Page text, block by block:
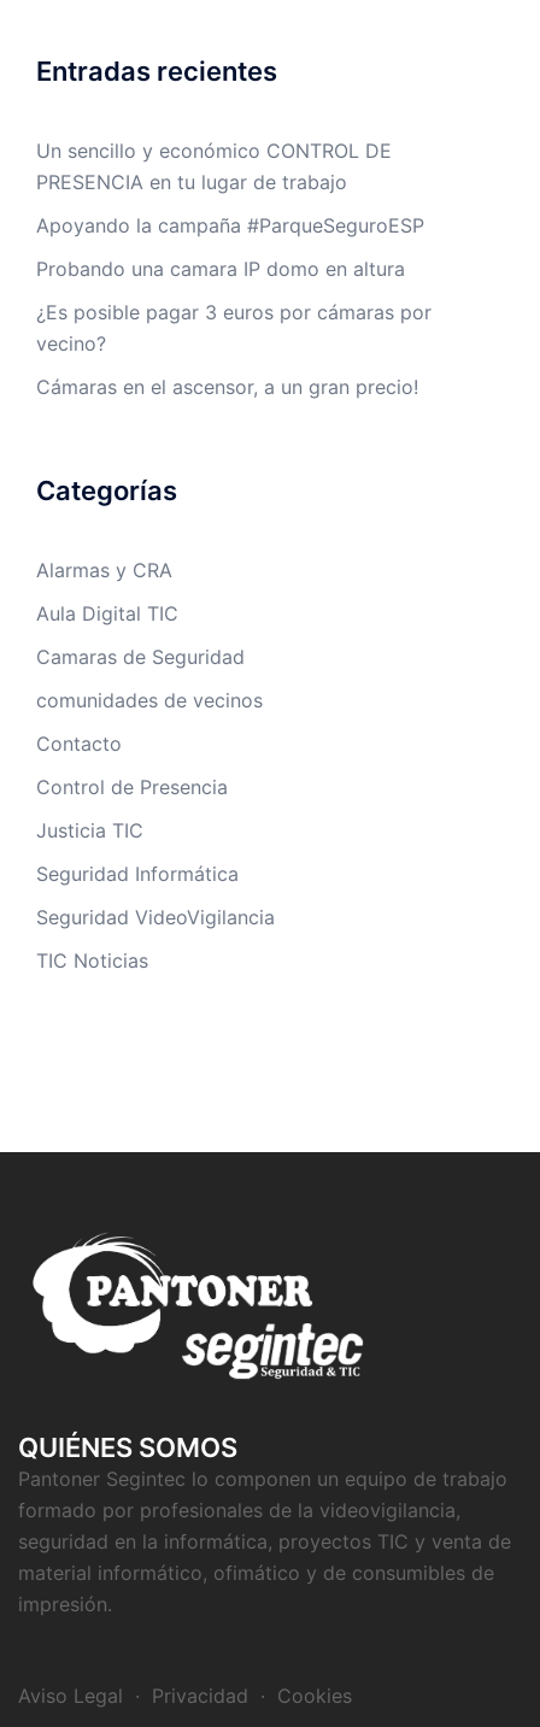
Entradas recientes
Un sencillo y económico CONTROL DE
PRESENCIA en tu lugar de trabajo
Apoyando la campaña #ParqueSeguroESP
Probando una camara IP domo en altura
¿Es posible pagar 3 euros por cámaras por
vecino?
Cámaras en el ascensor, a un gran precio!
Categorías
Alarmas y CRA
Aula Digital TIC
Camaras de Seguridad
comunidades de vecinos
Contacto
Control de Presencia
Justicia TIC
Seguridad Informática
Seguridad VideoVigilancia
TIC Noticias
QUIÉNES SOMOS
Pantoner Segintec lo componen un equipo de trabajo
formado por profesionales de la videovigilancia,
seguridad en la informática, proyectos TIC y venta de
material informático, ofimático y de consumibles de
impresión.
Aviso Legal · Privacidad · Cookies